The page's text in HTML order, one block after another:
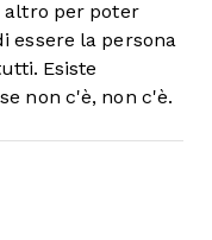
altro per poter
essere la persona
Esiste
non c'è, non c'è.